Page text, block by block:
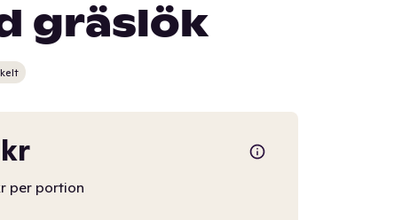
gräslök
per portion